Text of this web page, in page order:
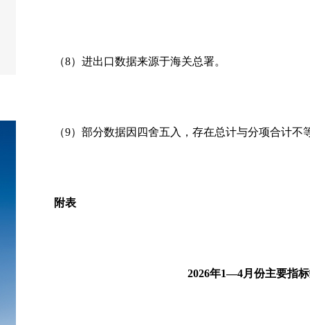
（8）进出口数据来源于海关总署。
（9）部分数据因四舍五入，存在总计与分项合计不
附表
2026年1—4月份主要指